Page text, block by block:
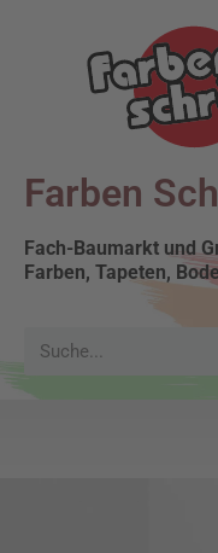
Farben
Fach-Baumarkt und
Farben, Tapeten,